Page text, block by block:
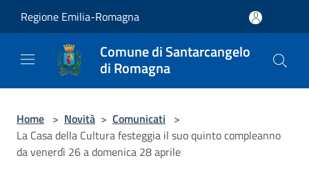
Regione Emilia-Romagna
Comune di Santarcangelo
di Romagna
Home > Novità > Comunicati >
La Casa della Cultura festeggia il suo quinto compleanno
da venerdì 26 a domenica 28 aprile